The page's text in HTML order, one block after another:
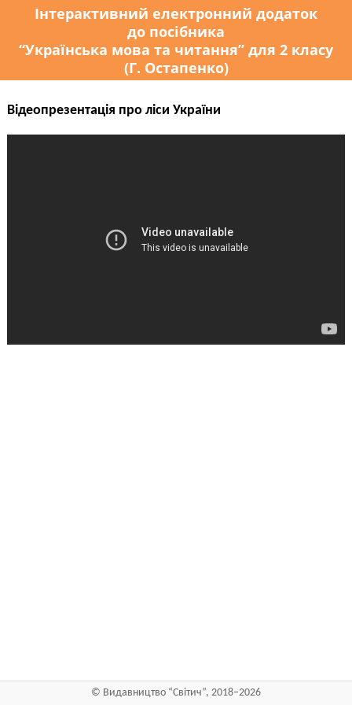
Інтерактивний електронний додаток
до посібника
“Українська мова та читання” для 2 класу
(Г. Остапенко)
Відеопрезентація про ліси України
© Видавництво “Світич”, 2018–2026